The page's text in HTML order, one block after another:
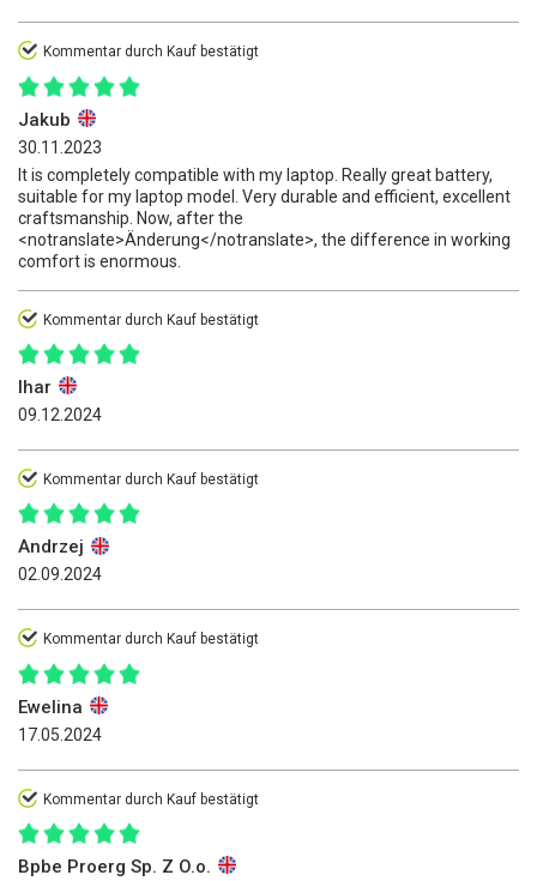
Kommentar durch Kauf bestätigt
Jakub
30.11.2023
It is completely compatible with my laptop. Really great battery,
suitable for my laptop model. Very durable and efficient, excellent
craftsmanship. Now, after the
<notranslate>Änderung</notranslate>, the difference in working
comfort is enormous.
Kommentar durch Kauf bestätigt
Ihar
09.12.2024
Kommentar durch Kauf bestätigt
Andrzej
02.09.2024
Kommentar durch Kauf bestätigt
Ewelina
17.05.2024
Kommentar durch Kauf bestätigt
Bpbe Proerg Sp. Z O.o.